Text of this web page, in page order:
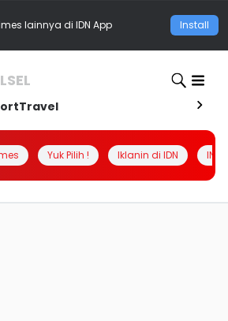
lainnya di IDN App Install
Travel
Yuk Pilih ! Iklanin di IDN